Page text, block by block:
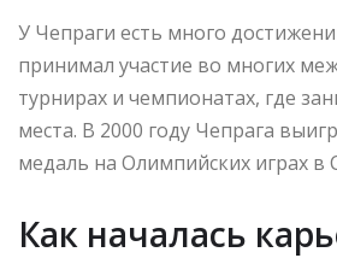
У Чепраги есть много
принимал участие во многих
турнирах и чемпионатах, где
места. В 2000 году Чепрага
медаль на Олимпийских играх в
Как началась